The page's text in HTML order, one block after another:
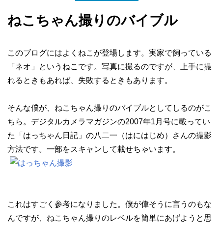
ねこちゃん撮りのバイブル
このブログにはよくねこが登場します。実家で飼っている
「ネオ」というねこです。写真に撮るのですが、上手に撮
れるときもあれば、失敗するときもあります。
そんな僕が、ねこちゃん撮りのバイブルとしてしるのがこ
ちら。デジタルカメラマガジンの2007年1月号に載ってい
た「はっちゃん日記」の八二一（はにはじめ）さんの撮影
方法です。一部をスキャンして載せちゃいます。
これはすごく参考になりました。僕が偉そうに言うのもな
んですが、ねこちゃん撮りのレベルを簡単にあげようと思